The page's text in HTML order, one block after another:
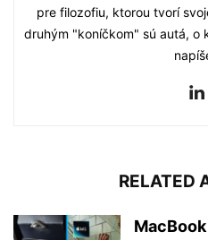
pre filozofiu, ktorou tvorí
druhým "koníčkom" sú autá, o
RELATED